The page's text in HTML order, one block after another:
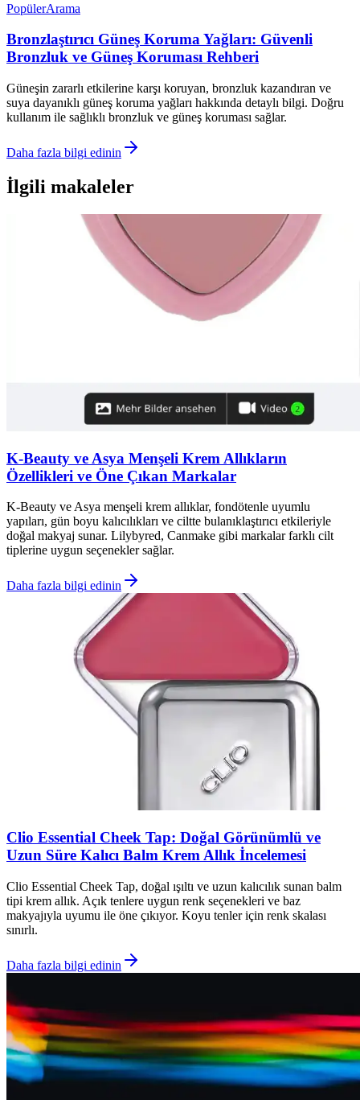
PopülerArama
Bronzlaştırıcı Güneş Koruma Yağları: Güvenli
Bronzluk ve Güneş Koruması Rehberi
Güneşin zararlı etkilerine karşı koruyan, bronzluk kazandıran ve
suya dayanıklı güneş koruma yağları hakkında detaylı bilgi. Doğru
kullanım ile sağlıklı bronzluk ve güneş koruması sağlar.
Daha fazla bilgi edinin
İlgili makaleler
K-Beauty ve Asya Menşeli Krem Allıkların
Özellikleri ve Öne Çıkan Markalar
K-Beauty ve Asya menşeli krem allıklar, fondötenle uyumlu
yapıları, gün boyu kalıcılıkları ve ciltte bulanıklaştırıcı etkileriyle
doğal makyaj sunar. Lilybyred, Canmake gibi markalar farklı cilt
tiplerine uygun seçenekler sağlar.
Daha fazla bilgi edinin
Clio Essential Cheek Tap: Doğal Görünümlü ve
Uzun Süre Kalıcı Balm Krem Allık İncelemesi
Clio Essential Cheek Tap, doğal ışıltı ve uzun kalıcılık sunan balm
tipi krem allık. Açık tenlere uygun renk seçenekleri ve baz
makyajıyla uyumu ile öne çıkıyor. Koyu tenler için renk skalası
sınırlı.
Daha fazla bilgi edinin